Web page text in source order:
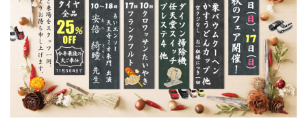
ド
ッ
ト
コ
ム】